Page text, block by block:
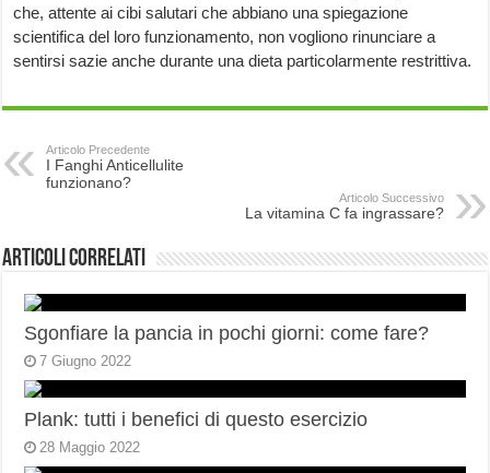
che, attente ai cibi salutari che abbiano una spiegazione
scientifica del loro funzionamento, non vogliono rinunciare a
sentirsi sazie anche durante una dieta particolarmente restrittiva.
Articolo Precedente
I Fanghi Anticellulite
funzionano?
Articolo Successivo
La vitamina C fa ingrassare?
Articoli correlati
Sgonfiare la pancia in pochi giorni: come fare?
7 Giugno 2022
Plank: tutti i benefici di questo esercizio
28 Maggio 2022